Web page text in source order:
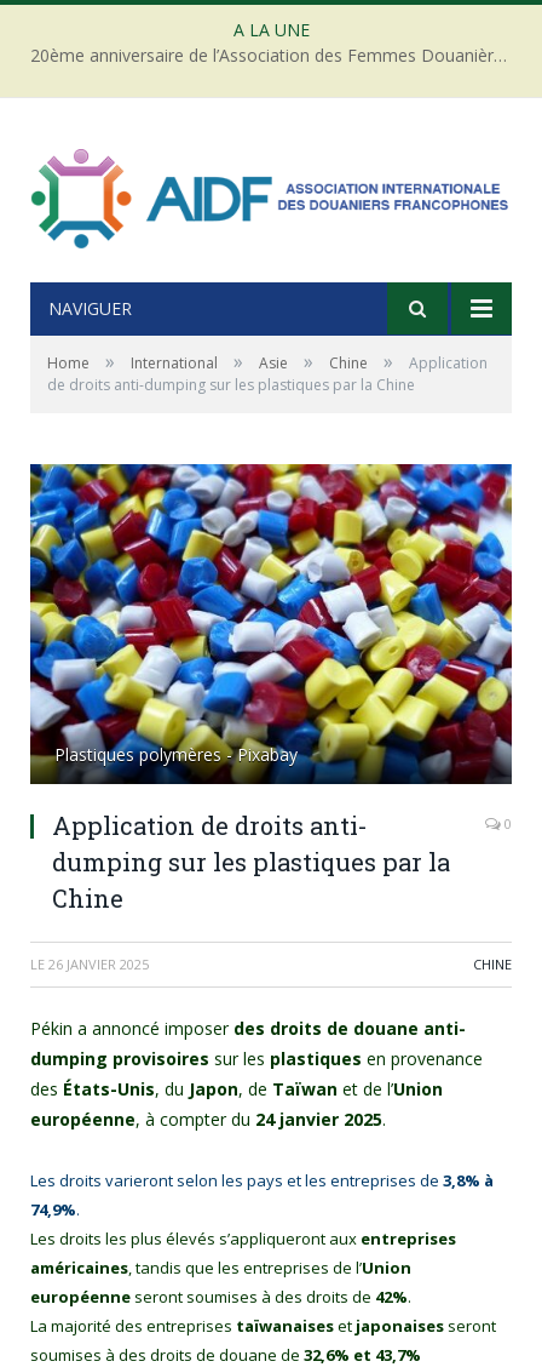
A LA UNE
20ème anniversaire de l’Association des Femmes Douanières de Côte d’ivoire
NAVIGUER
Home » International » Asie » Chine »
Application
de droits anti-dumping sur les plastiques par la Chine
Plastiques polymères - Pixabay
Application de droits anti-
dumping sur les plastiques par la
Chine
0
LE 26 JANVIER 2025 CHINE
Pékin a annoncé imposer des droits de douane anti-
dumping provisoires sur les plastiques en provenance
des États-Unis, du Japon, de Taïwan et de l’Union
européenne, à compter du 24 janvier 2025.
Les droits varieront selon les pays et les entreprises de 3,8% à
74,9%.
Les droits les plus élevés s’appliqueront aux entreprises
américaines, tandis que les entreprises de l’Union
européenne seront soumises à des droits de 42%.
La majorité des entreprises taïwanaiseset japonaises seront
soumises à des droits de douane de 32,6% et 43,7%